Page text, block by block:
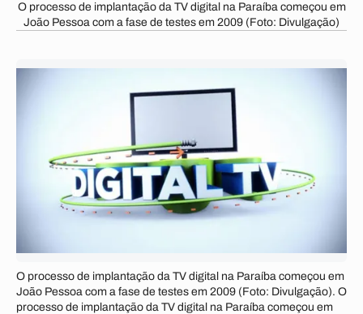
O processo de implantação da TV digital na Paraíba começou em
João Pessoa com a fase de testes em 2009 (Foto: Divulgação)
O processo de implantação da TV digital na Paraíba começou em
João Pessoa com a fase de testes em 2009 (Foto: Divulgação). O
processo de implantação da TV digital na Paraíba começou em